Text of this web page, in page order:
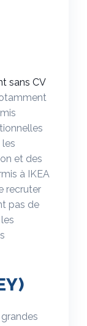
sans CV
les
et des
à IKEA
recruter
pas de
grandes